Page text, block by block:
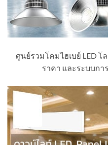
ศูนย์รวมโคมไฮเบย์ LED โ
ราคา และระบบกา